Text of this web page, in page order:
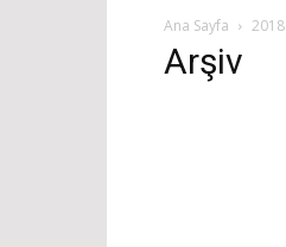
Ana Sayfa 2018
Arşiv